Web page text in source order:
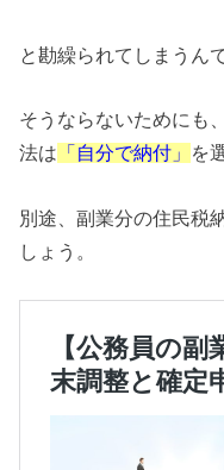
と勘繰られてしまうん
そうならないためにも
法は 「自分で納付」 を
別途、副業分の住民税
しょう。